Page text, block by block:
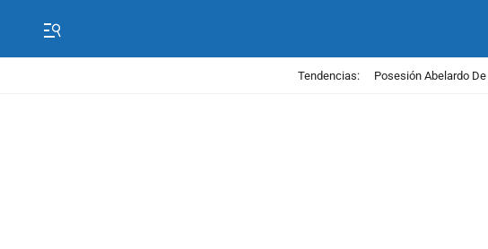
Tendencias: Posesión Abelardo